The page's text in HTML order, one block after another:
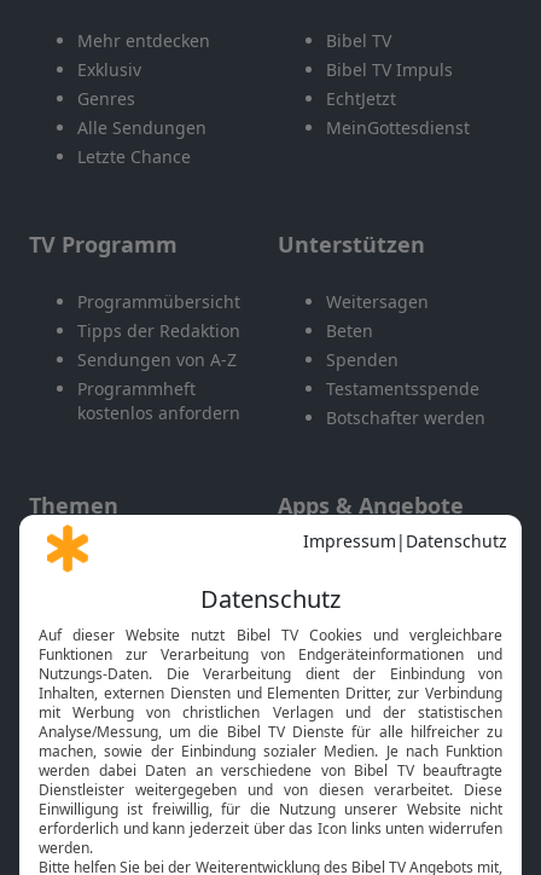
Mehr entdecken
Exklusiv
Genres
Alle Sendungen
Letzte Chance
Bibel TV
Bibel TV Impuls
EchtJetzt
MeinGottesdienst
TV Programm
Programmübersicht
Tipps der Redaktion
Sendungen von A-Z
Programmheft
kostenlos anfordern
Unterstützen
Weitersagen
Beten
Spenden
Testamentsspende
Botschafter werden
Themen
Gott und Bibel erklärt
Neuigkeiten
Apps & Angebote
Mobile App
Smart TV
HbbTV
Bibelthek Online-Bibel
Nächster Gottesdienst
Bibel TV Service